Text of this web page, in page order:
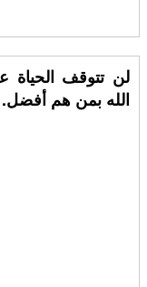
لن تتوقف الحياة
الله بمن هم